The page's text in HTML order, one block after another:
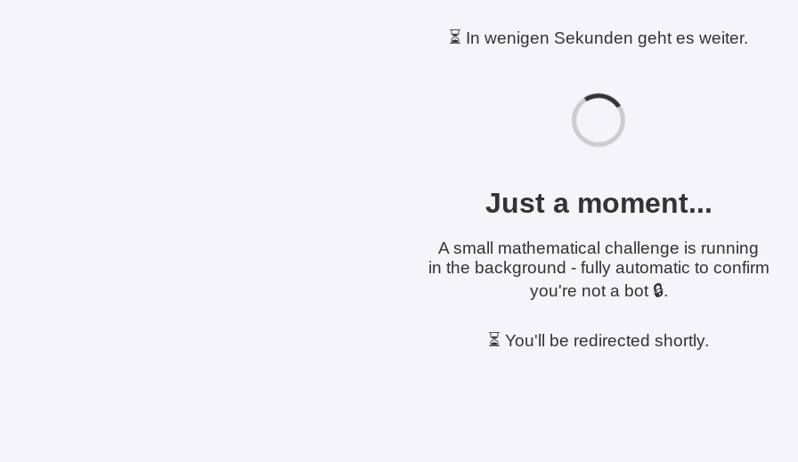
⏳ In wenigen Sekunden geht es weiter.
Just a moment...
A small mathematical challenge is running
in the background - fully automatic to confirm
you're not a bot 🔒.
⏳ You'll be redirected shortly.